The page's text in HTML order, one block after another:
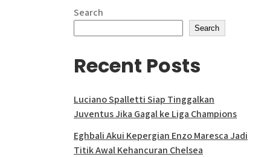
Search
Search
Recent Posts
Luciano Spalletti Siap Tinggalkan
Juventus Jika Gagal ke Liga Champions
Eghbali Akui Kepergian Enzo Maresca Jadi
Titik Awal Kehancuran Chelsea